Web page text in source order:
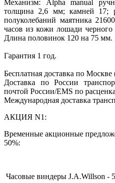
Механизм: Alpha manual
толщина 2,6 мм; камней 17;
полуколебаний маятника
часов из кожи лошади
Длина половинок 120 на 75 мм.
Гарантия 1 год.
Бесплатная доставка по
Доставка по России
почтой России/EMS по
Международная доставка
АКЦИЯ N1:
Временные акционные
50%:
Часовые виндеры J.A.Willson -